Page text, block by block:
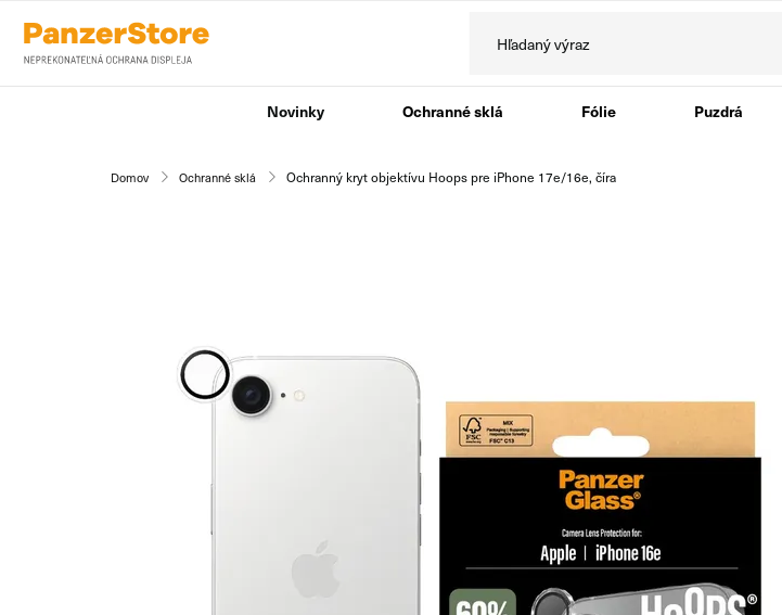
Novinky Ochranné sklá Fólie Puzdrá
Domov Ochranné sklá Ochranný kryt objektívu Hoops pre iPhone 17e/16e, číra